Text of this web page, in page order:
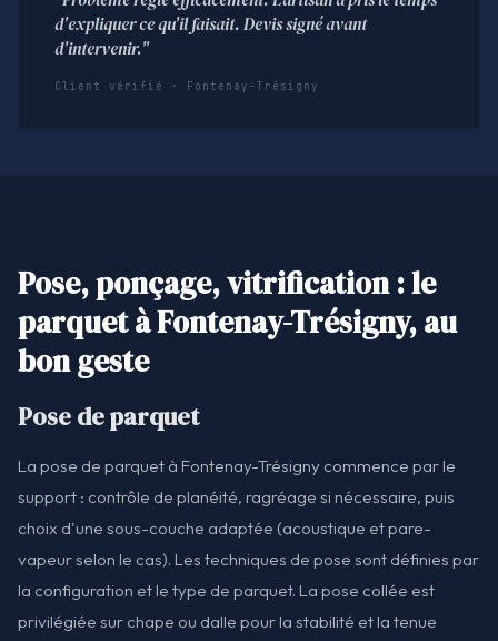
d'expliquer ce qu'il faisait. Devis signé avant
d'intervenir."
Client vérifié · Fontenay-Trésigny
Pose, ponçage, vitrification : le
parquet à Fontenay-Trésigny, au
bon geste
Pose de parquet
La pose de parquet à Fontenay-Trésigny commence par le
support : contrôle de planéité, ragréage si nécessaire, puis
choix d'une sous-couche adaptée (acoustique et pare-
vapeur selon le cas). Les techniques de pose sont définies par
la configuration et le type de parquet. La pose collée est
privilégiée sur chape ou dalle pour la stabilité et la tenue